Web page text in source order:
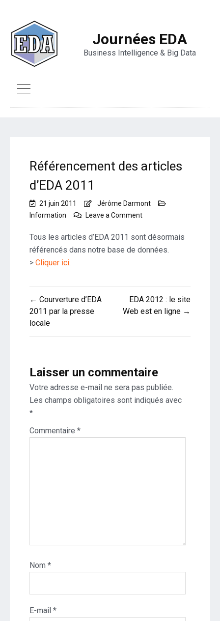
Journées EDA
Business Intelligence & Big Data
Référencement des articles
d’EDA 2011
21 juin 2011
Jérôme Darmont
Information
Leave a Commenton
des
articles
d’EDA
Tous les articles d’EDA 2011 sont désormais
référencés dans notre base de données.
> Cliquer ici.
Navigation
de
l’article
← Courverture d’EDA
2011 par la presse
locale
EDA 2012 : le site
Web est en ligne →
Laisser un commentaire
Votre adresse e-mail ne sera pas publiée.
Les champs obligatoires sont indiqués avec
*
Commentaire *
Nom *
E-mail *